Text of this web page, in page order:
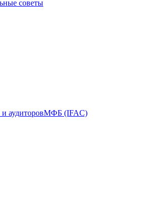
советы
аудиторовМФБ (IFAC)